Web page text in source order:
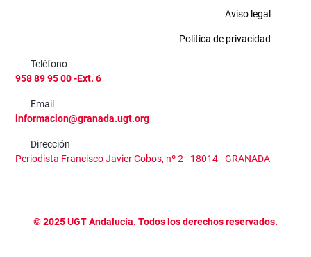
Aviso legal
Política de privacidad
Teléfono
958 89 95 00 -Ext. 6
Email
informacion@granada.ugt.org
Dirección
Periodista Francisco Javier Cobos, nº 2 - 18014 - GRANADA
©2025UGT Andalucía. Todos los derechos reservados.